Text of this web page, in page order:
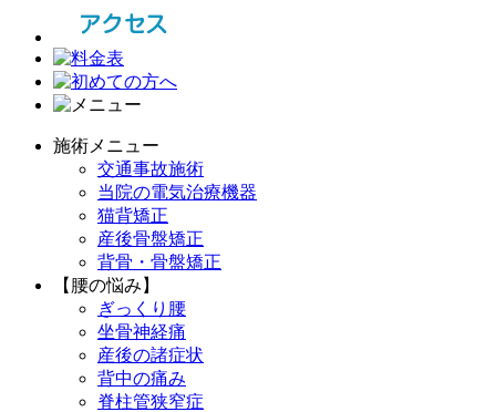
施術メニュー
交通事故施術
当院の電気治療機器
猫背矯正
産後骨盤矯正
背骨・骨盤矯正
【腰の悩み】
ぎっくり腰
坐骨神経痛
産後の諸症状
背中の痛み
脊柱管狭窄症